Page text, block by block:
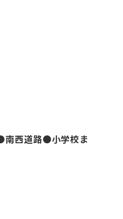
西道路●小学校ま